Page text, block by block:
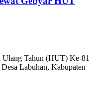
Ulang Tahun (HUT) Ke-81
Labuhan, Kabupaten